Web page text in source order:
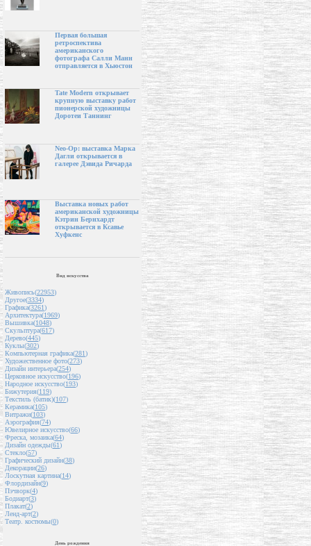
Первая большая
ретроспектива
американского
фотографа Салли Манн
отправляется в Хьюстон
Tate Modern открывает
крупную выставку работ
пионерской художницы
Доротеи Таннинг
Neo-Op: выставка Марка
Дагли открывается в
галерее Дэвида Ричарда
Выставка новых работ
американской художницы
Кэтрин Бернхардт
открывается в Ксавье
Хуфкенс
Вид искусства
Живопись(22953)
Другое(3334)
Графика(3261)
Архитектура(1969)
Вышивка(1048)
Скульптура(617)
Дерево(445)
Куклы(302)
Компьютерная графика(281)
Художественное фото(273)
Дизайн интерьера(254)
Церковное искусство(196)
Народное искусство(193)
Бижутерия(119)
Текстиль (батик)(107)
Керамика(105)
Витражи(103)
Аэрография(74)
Ювелирное искусство(66)
Фреска, мозаика(64)
Дизайн одежды(61)
Стекло(57)
Графический дизайн(38)
Декорации(26)
Лоскутная картина(14)
Флордизайн(9)
Пэчворк(4)
Бодиарт(3)
Плакат(2)
Ленд-арт(2)
Театр. костюмы(0)
День рождения